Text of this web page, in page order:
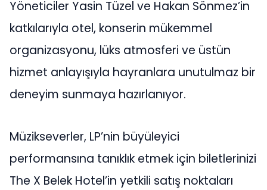
Yöneticiler Yasin Tüzel ve Hakan Sönmez’in
katkılarıyla otel, konserin mükemmel
organizasyonu, lüks atmosferi ve üstün
hizmet anlayışıyla hayranlara unutulmaz bir
deneyim sunmaya hazırlanıyor.
Müzikseverler, LP’nin büyüleyici
performansına tanıklık etmek için biletlerinizi
The X Belek Hotel’in yetkili satış noktaları